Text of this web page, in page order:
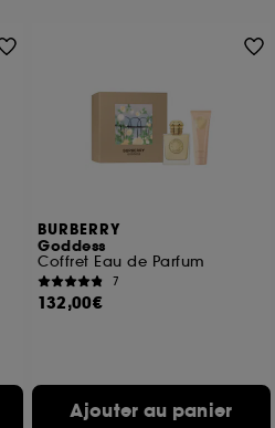
BURBERRY
Goddess
Coffret Eau de Parfum
7
132,00€
Ajouter au panier